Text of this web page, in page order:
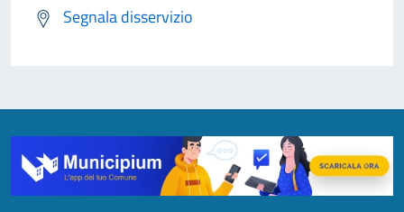
Segnala disservizio